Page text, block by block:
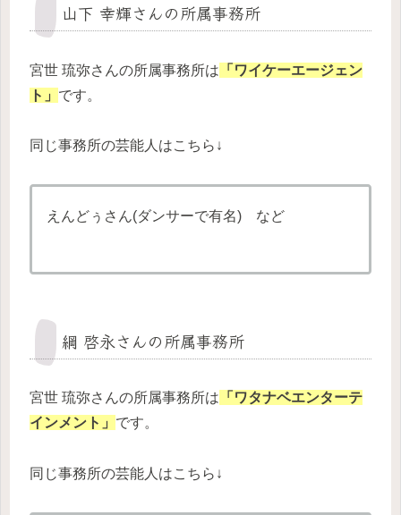
山下 幸輝さんの所属事務所
宮世 琉弥さんの所属事務所は 「ワイケーエージェン
ト」 です。
同じ事務所の芸能人はこちら↓
えんどぅさん(ダンサーで有名) など
綱 啓永さんの所属事務所
宮世 琉弥さんの所属事務所は 「ワタナベエンターテ
インメント」 です。
同じ事務所の芸能人はこちら↓